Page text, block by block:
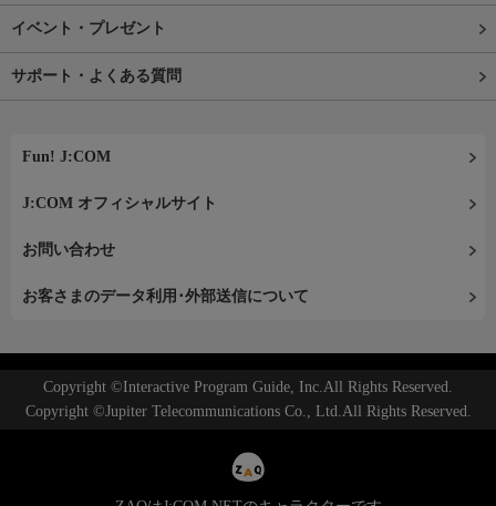
イベント・プレゼント
サポート・よくある質問
Fun! J:COM
J:COM オフィシャルサイト
お問い合わせ
お客さまのデータ利用･外部送信について
Copyright ©Interactive Program Guide, Inc.All Rights Reserved.
Copyright ©Jupiter Telecommunications Co., Ltd.All Rights Reserved.